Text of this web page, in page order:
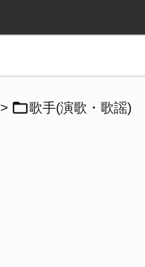
> 歌手(演歌・歌謡)